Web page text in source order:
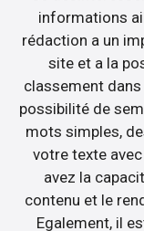
informations
rédaction a un
site et a la
classement
possibilité de
mots simples,
votre texte
avez la
contenu et le
Egalement, il